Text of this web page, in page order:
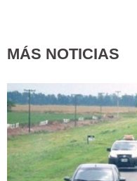
MÁS NOTICIAS